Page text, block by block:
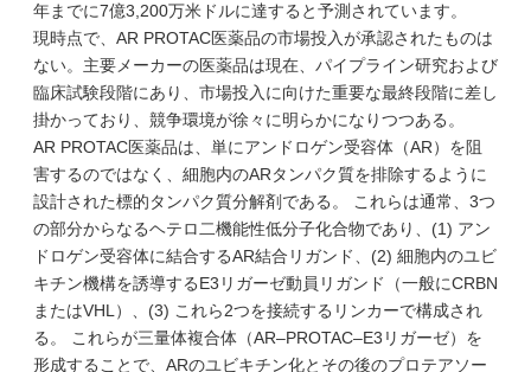
年までに7億3,200万米ドルに達すると予測されています。
現時点で、AR PROTAC医薬品の市場投入が承認されたものは
ない。主要メーカーの医薬品は現在、パイプライン研究および
臨床試験段階にあり、市場投入に向けた重要な最終段階に差し
掛かっており、競争環境が徐々に明らかになりつつある。
AR PROTAC医薬品は、単にアンドロゲン受容体（AR）を阻
害するのではなく、細胞内のARタンパク質を排除するように
設計された標的タンパク質分解剤である。 これらは通常、3つ
の部分からなるヘテロ二機能性低分子化合物であり、(1) アン
ドロゲン受容体に結合するAR結合リガンド、(2) 細胞内のユビ
キチン機構を誘導するE3リガーゼ動員リガンド（一般にCRBN
またはVHL）、(3) これら2つを接続するリンカーで構成され
る。 これらが三量体複合体（AR–PROTAC–E3リガーゼ）を
形成することで、ARのユビキチン化とその後のプロテアソー